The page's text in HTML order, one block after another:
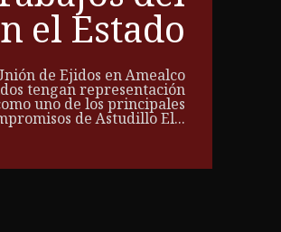
el Estado
de Ejidos en Amealco
tengan representación
uno de los principales
compromisos de Astudillo El...